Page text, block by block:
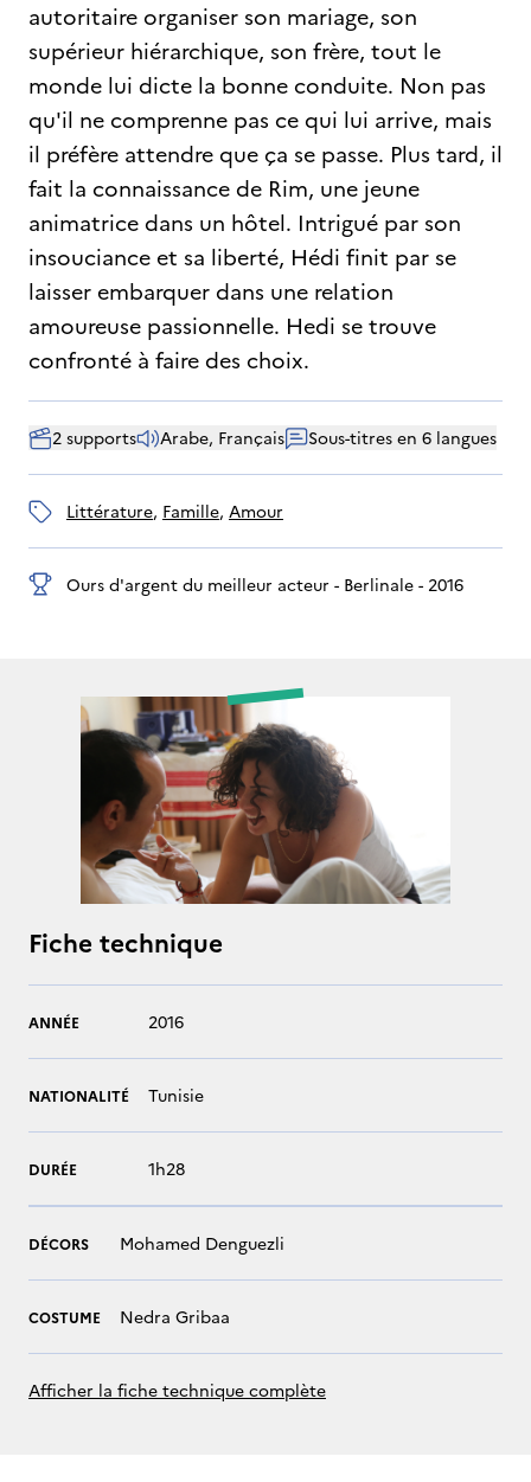
autoritaire organiser son mariage, son
supérieur hiérarchique, son frère, tout le
monde lui dicte la bonne conduite. Non pas
qu'il ne comprenne pas ce qui lui arrive, mais
il préfère attendre que ça se passe. Plus tard, il
fait la connaissance de Rim, une jeune
animatrice dans un hôtel. Intrigué par son
insouciance et sa liberté, Hédi finit par se
laisser embarquer dans une relation
amoureuse passionnelle. Hedi se trouve
confronté à faire des choix.
2 supports Arabe, Français Sous-titres en 6 langues
littérature, famille, amour
Ours d'argent du meilleur acteur - Berlinale - 2016
Fiche technique
ANNÉE 2016
NATIONALITÉ Tunisie
DURÉE 1h28
DÉCORS Mohamed Denguezli
COSTUME Nedra Gribaa
Afficher la fiche technique complète